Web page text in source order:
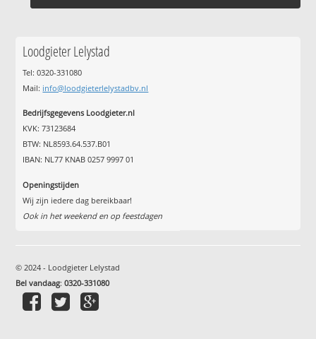
Loodgieter Lelystad
Tel: 0320-331080
Mail: info@loodgieterlelystadbv.nl
Bedrijfsgegevens Loodgieter.nl
KVK: 73123684
BTW: NL8593.64.537.B01
IBAN: NL77 KNAB 0257 9997 01
Openingstijden
Wij zijn iedere dag bereikbaar!
Ook in het weekend en op feestdagen
© 2024 - Loodgieter Lelystad
Bel vandaag:0320-331080